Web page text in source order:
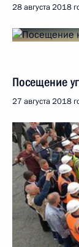
28 августа 2018
Посещение
27 августа 2018